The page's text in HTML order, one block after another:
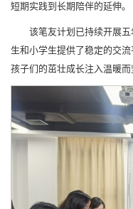
短期实践到长期陪伴的延伸。
该笔友计划已持续开展
生和小学生提供了稳定的交
孩子们的茁壮成长注入温暖而